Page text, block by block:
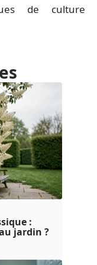
de culture
:
jardin ?